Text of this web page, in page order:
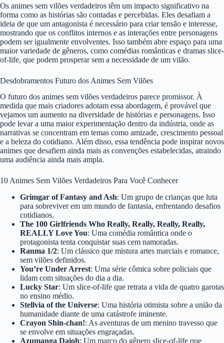
Os animes sem vilões verdadeiros têm um impacto significativo na
forma como as histórias são contadas e percebidas. Eles desafiam a
ideia de que um antagonista é necessário para criar tensão e interesse,
mostrando que os conflitos internos e as interações entre personagens
podem ser igualmente envolventes. Isso também abre espaço para uma
maior variedade de gêneros, como comédias românticas e dramas slice-
of-life, que podem prosperar sem a necessidade de um vilão.
Desdobramentos Futuro dos Animes Sem Vilões
O futuro dos animes sem vilões verdadeiros parece promissor. À
medida que mais criadores adotam essa abordagem, é provável que
vejamos um aumento na diversidade de histórias e personagens. Isso
pode levar a uma maior experimentação dentro da indústria, onde as
narrativas se concentram em temas como amizade, crescimento pessoal
e a beleza do cotidiano. Além disso, essa tendência pode inspirar novos
animes que desafiem ainda mais as convenções estabelecidas, atraindo
uma audiência ainda mais ampla.
10 Animes Sem Vilões Verdadeiros Para Você Conhecer
Grimgar of Fantasy and Ash: Um grupo de crianças que luta
para sobreviver em um mundo de fantasia, enfrentando desafios
cotidianos.
The 100 Girlfriends Who Really, Really, Really, Really,
REALLY Love You: Uma comédia romântica onde o
protagonista tenta conquistar suas cem namoradas.
Ranma 1/2: Um clássico que mistura artes marciais e romance,
sem vilões definidos.
You’re Under Arrest: Uma série cômica sobre policiais que
lidam com situações do dia a dia.
Lucky Star: Um slice-of-life que retrata a vida de quatro garotas
no ensino médio.
Stellvia of the Universe: Uma história otimista sobre a união da
humanidade diante de uma catástrofe iminente.
Crayon Shin-chan!: As aventuras de um menino travesso que
se envolve em situações engraçadas.
Azumanga Daioh: Um marco do gênero slice-of-life que